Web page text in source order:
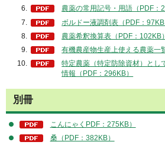
農薬の常用記号・用語（PDF：
ボルドー液調剤表（PDF：97KB
農薬希釈換算表（PDF：102KB）
有機農産物生産上使える農薬一
特定農薬（特定防除資材）とし
情報（PDF：296KB）
別冊
こんにゃくPDF：275KB）
桑（PDF：382KB）